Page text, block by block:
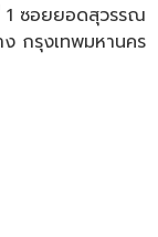
1 ซอยยอดสุวรรณ
กรุงเทพมหานคร